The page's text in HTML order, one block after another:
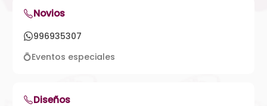
Novios
996935307
💍Eventos especiales
Diseños